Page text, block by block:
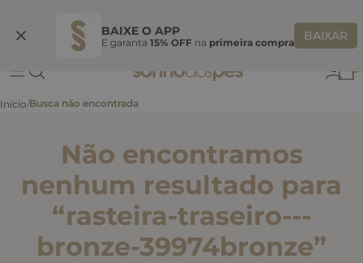
BAIXE O APP
E garanta 15% OFF na primeira compra BAIXAR
BEMVINDASONHO
Não encontramos
nenhum resultado para
“rasteira-traseiro---
bronze-39974bronze”